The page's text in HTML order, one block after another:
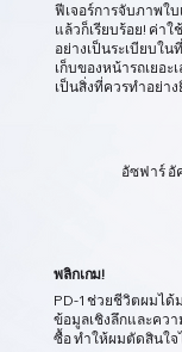
พลิกเกม!
PD-1 ช่วยชีวิตผมได้
ข้อมูลเชิงลึกและคว
ซื้อ ทำให้ผมตัดสินใ
ฟีเจอร์การจับภาพใ
แล้วก็เรียบร้อย! ค่า
อย่างเป็นระเบียบใน
เก็บของหน้ารถเยอ
เป็นสิ่งที่ควรทำอย่าง
อัซฟาร์ อั